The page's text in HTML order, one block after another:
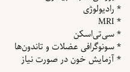
* رادیولوژی
* MRI
* سی‌تی‌اسکن
* سونوگرافی عضلات و تاندون‌ها
* آزمایش خون در صورت نیاز